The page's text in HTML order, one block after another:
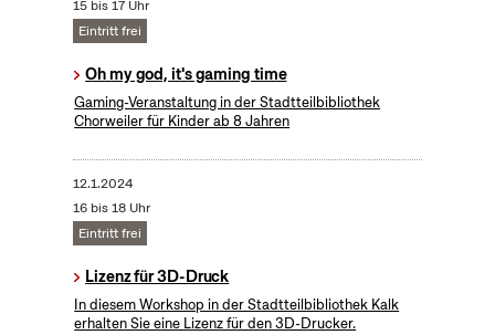
15 bis 17 Uhr
Eintritt frei
Oh my god, it's gaming time
Gaming-Veranstaltung in der Stadtteilbibliothek
Chorweiler für Kinder ab 8 Jahren
12.1.2024
16 bis 18 Uhr
Eintritt frei
Lizenz für 3D-Druck
In diesem Workshop in der Stadtteilbibliothek Kalk
erhalten Sie eine Lizenz für den 3D-Drucker.